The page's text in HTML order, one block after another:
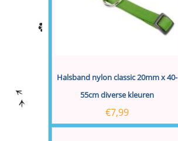
Halsband nylon classic 20mm x 40-
55cm diverse kleuren
€7,99